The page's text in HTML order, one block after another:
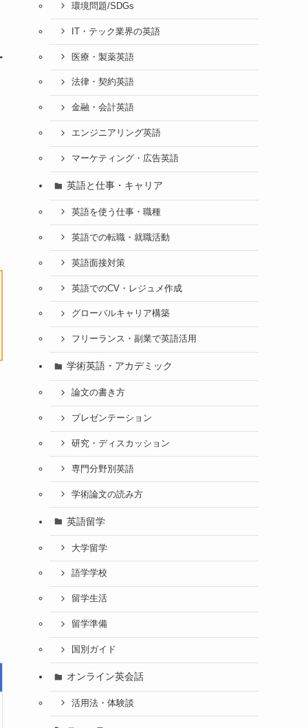
環境問題/SDGs
IT・テック業界の英語
医療・製薬英語
法律・契約英語
金融・会計英語
エンジニアリング英語
マーケティング・広告英語
英語と仕事・キャリア
英語を使う仕事・職種
英語での転職・就職活動
英語面接対策
英語でのCV・レジュメ作成
グローバルキャリア構築
フリーランス・副業で英語活用
学術英語・アカデミック
論文の書き方
プレゼンテーション
研究・ディスカッション
専門分野別英語
学術論文の読み方
英語留学
大学留学
語学学校
留学生活
留学準備
国別ガイド
オンライン英会話
活用法・体験談